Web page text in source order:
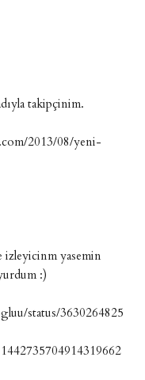
takipçinim.
2013/08/yeni-
yasemin
:)
status/3630264825